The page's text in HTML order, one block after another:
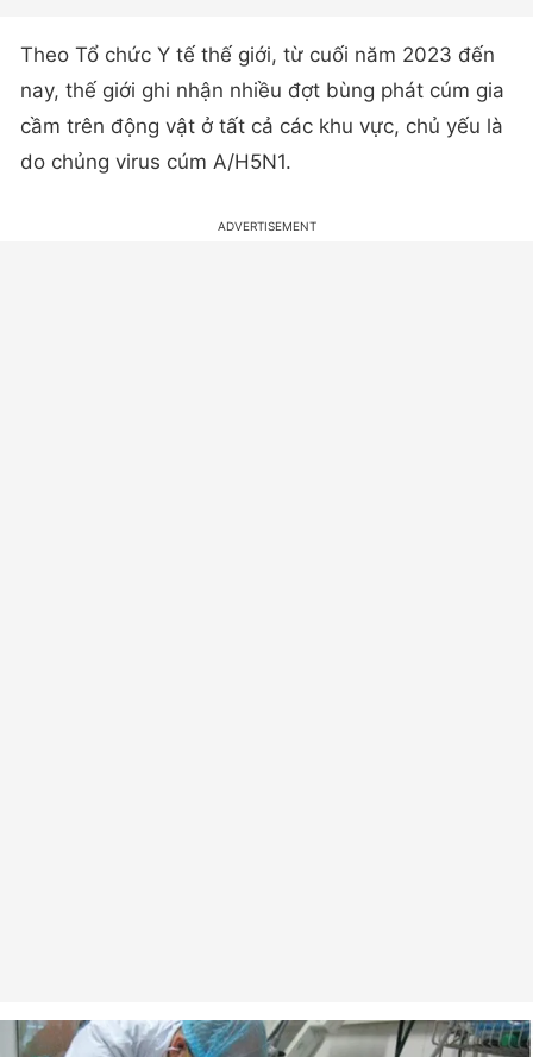
Theo Tổ chức Y tế thế giới, từ cuối năm 2023 đến
nay, thế giới ghi nhận nhiều đợt bùng phát cúm gia
cầm trên động vật ở tất cả các khu vực, chủ yếu là
do chủng virus cúm A/H5N1.